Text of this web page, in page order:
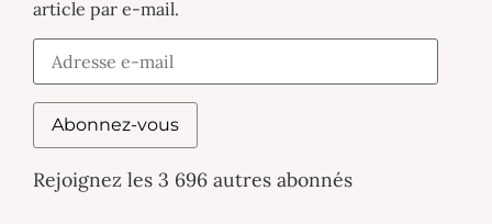
article par e-mail.
Abonnez-vous
Rejoignez les 3 696 autres abonnés